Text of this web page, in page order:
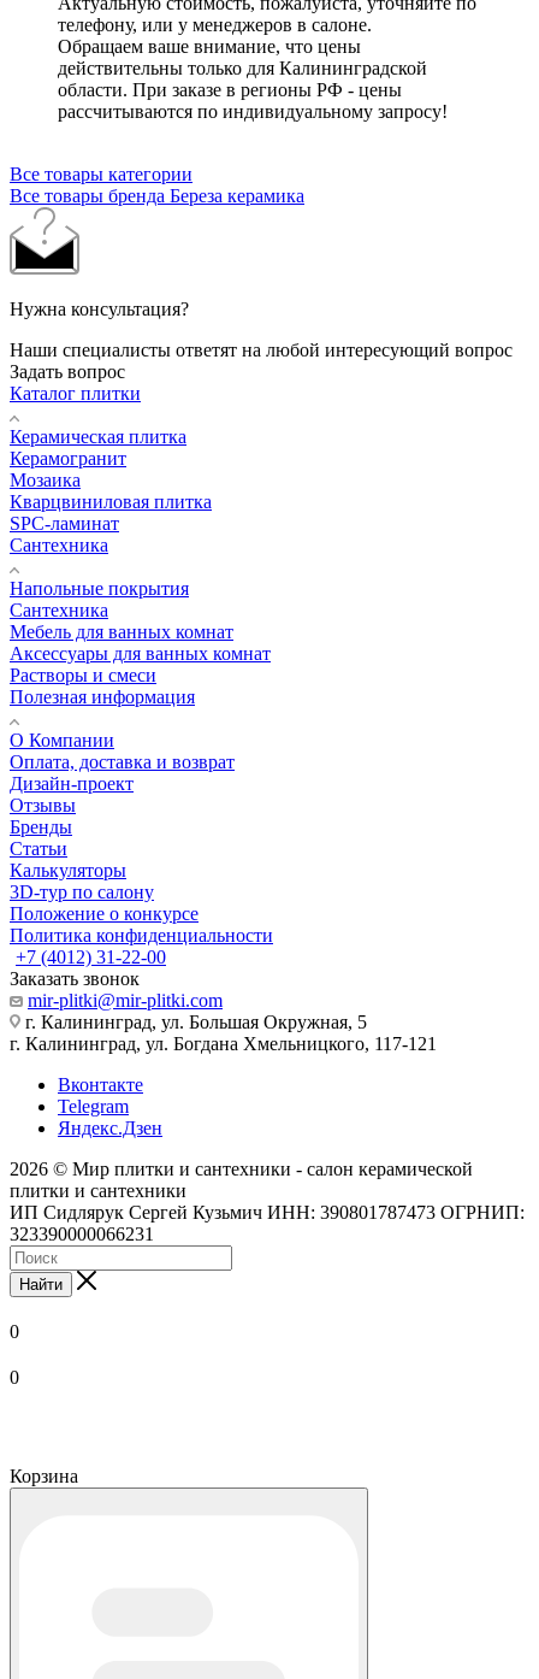
телефону, или у менеджеров в салоне.
Обращаем ваше внимание, что цены
действительны только для Калининградской
области. При заказе в регионы РФ - цены
рассчитываются по индивидуальному запросу!
Все товары категории
Все товары бренда Береза керамика
Нужна консультация?
Наши специалисты ответят на любой интересующий вопрос
Задать вопрос
Каталог плитки
Керамическая плитка
Керамогранит
Мозаика
Кварцвиниловая плитка
SPC-ламинат
Сантехника
Напольные покрытия
Сантехника
Мебель для ванных комнат
Аксессуары для ванных комнат
Растворы и смеси
Полезная информация
О Компании
Оплата, доставка и возврат
Дизайн-проект
Отзывы
Бренды
Статьи
Калькуляторы
3D-тур по салону
Положение о конкурсе
Политика конфиденциальности
+7 (4012) 31-22-00
Заказать звонок
mir-plitki@mir-plitki.com
г. Калининград, ул. Большая Окружная, 5
г. Калининград, ул. Богдана Хмельницкого, 117-121
Вконтакте
Telegram
Яндекс.Дзен
2026 © Мир плитки и сантехники - салон керамической
плитки и сантехники
ИП Сидлярук Сергей Кузьмич ИНН: 390801787473 ОГРНИП:
323390000066231
Найти
0
0
Корзина